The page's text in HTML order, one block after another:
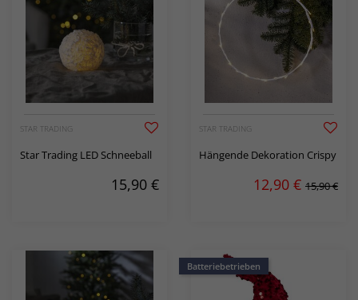
STAR TRADING
Star Trading LED Schneeball
15,90 €
STAR TRADING
Hängende Dekoration Crispy
12,90 € 15,90 €
Batteriebetrieben